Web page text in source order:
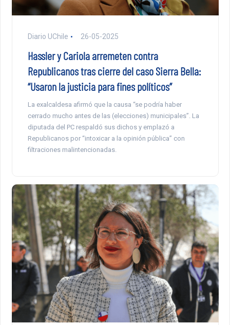
Diario UChile 26-05-2025
Hassler y Cariola arremeten contra
Republicanos tras cierre del caso Sierra Bella:
“Usaron la justicia para fines políticos”
La exalcaldesa afirmó que la causa “se podría haber
cerrado mucho antes de las (elecciones) municipales”. La
diputada del PC respaldó sus dichos y emplazó a
Republicanos por “intoxicar a la opinión pública” con
filtraciones malintencionadas.